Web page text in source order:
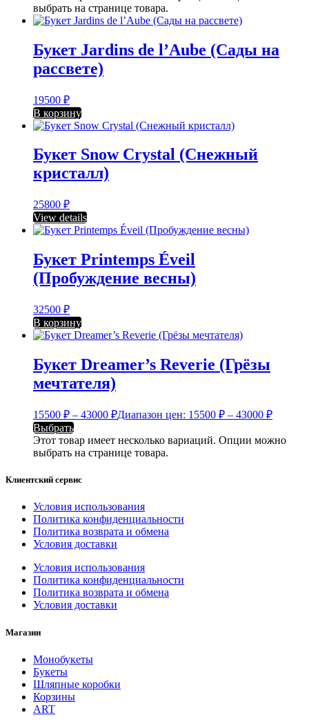
выбрать на странице товара.
Букет Jardins de l’Aube (Сады на
рассвете)
19500 ₽
В корзину
Букет Snow Crystal (Снежный
кристалл)
25800 ₽
View details
Букет Printemps Éveil
(Пробуждение весны)
32500 ₽
В корзину
Букет Dreamer’s Reverie (Грёзы
мечтателя)
15500 ₽ – 43000 ₽Диапазон цен: 15500 ₽ – 43000 ₽
Выбрать
Этот товар имеет несколько вариаций. Опции можно
выбрать на странице товара.
Клиентский сервис
Условия использования
Политика конфиденциальности
Политика возврата и обмена
Условия доставки
Условия использования
Политика конфиденциальности
Политика возврата и обмена
Условия доставки
Магазин
Монобукеты
Букеты
Шляпные коробки
Корзины
ART